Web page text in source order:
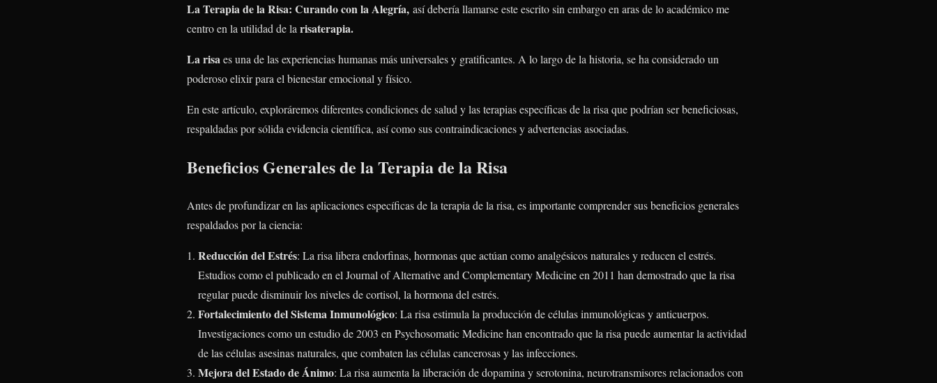
La Terapia de la Risa: Curando con la Alegría, así debería llamarse este escrito sin embargo en aras de lo académico me
centro en la utilidad de la risaterapia.
La risaes una de las experiencias humanas más universales y gratificantes. A lo largo de la historia, se ha considerado un
poderoso elixir para el bienestar emocional y físico.
En este artículo, exploráremos diferentes condiciones de salud y las terapias específicas de la risa que podrían ser beneficiosas,
respaldadas por sólida evidencia científica, así como sus contraindicaciones y advertencias asociadas.
Beneficios Generales de la Terapia de la Risa
Antes de profundizar en las aplicaciones específicas de la terapia de la risa, es importante comprender sus beneficios generales
respaldados por la ciencia:
Reducción del Estrés: La risa libera endorfinas, hormonas que actúan como analgésicos naturales y reducen el estrés.
Estudios como el publicado en el Journal of Alternative and Complementary Medicine en 2011 han demostrado que la risa
regular puede disminuir los niveles de cortisol, la hormona del estrés.
Fortalecimiento del Sistema Inmunológico: La risa estimula la producción de células inmunológicas y anticuerpos.
Investigaciones como un estudio de 2003 en Psychosomatic Medicine han encontrado que la risa puede aumentar la actividad
de las células asesinas naturales, que combaten las células cancerosas y las infecciones.
Mejora del Estado de Ánimo: La risa aumenta la liberación de dopamina y serotonina, neurotransmisores relacionados con